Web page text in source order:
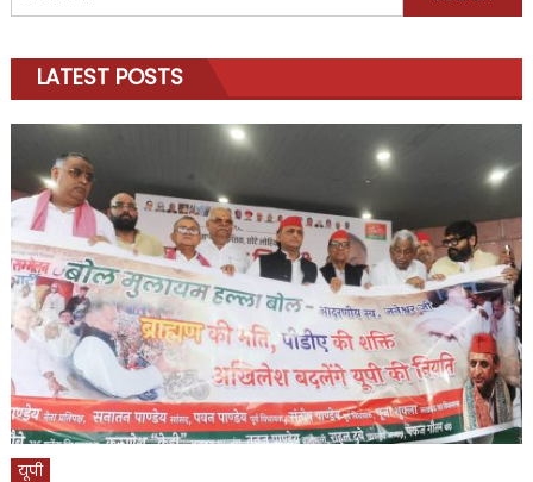
for:
LATEST POSTS
यूपी